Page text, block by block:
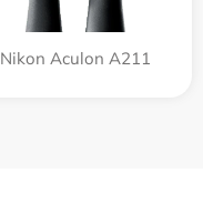
Nikon Aculon A211